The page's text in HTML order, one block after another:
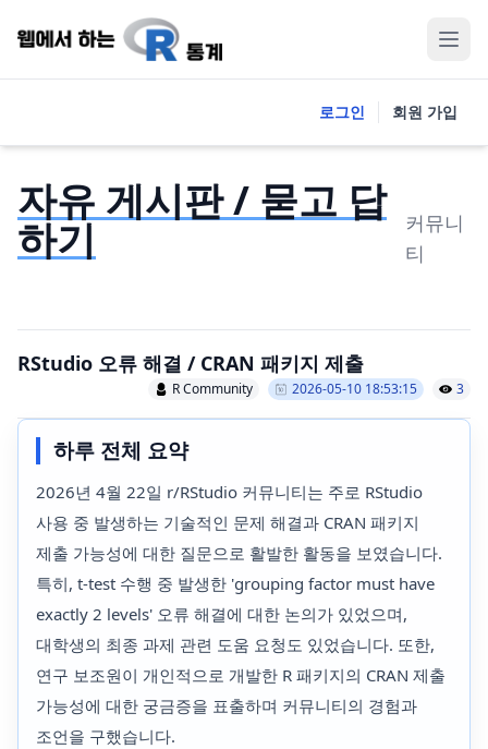
로그인 회원 가입
자유 게시판 / 묻고 답
하기
커뮤니
티
RStudio 오류 해결 / CRAN 패키지 제출
R Community 2026-05-10 18:53:15 3
하루 전체 요약
2026년 4월 22일 r/RStudio 커뮤니티는 주로 RStudio
사용 중 발생하는 기술적인 문제 해결과 CRAN 패키지
제출 가능성에 대한 질문으로 활발한 활동을 보였습니다.
특히, t-test 수행 중 발생한 'grouping factor must have
exactly 2 levels' 오류 해결에 대한 논의가 있었으며,
대학생의 최종 과제 관련 도움 요청도 있었습니다. 또한,
연구 보조원이 개인적으로 개발한 R 패키지의 CRAN 제출
가능성에 대한 궁금증을 표출하며 커뮤니티의 경험과
조언을 구했습니다.